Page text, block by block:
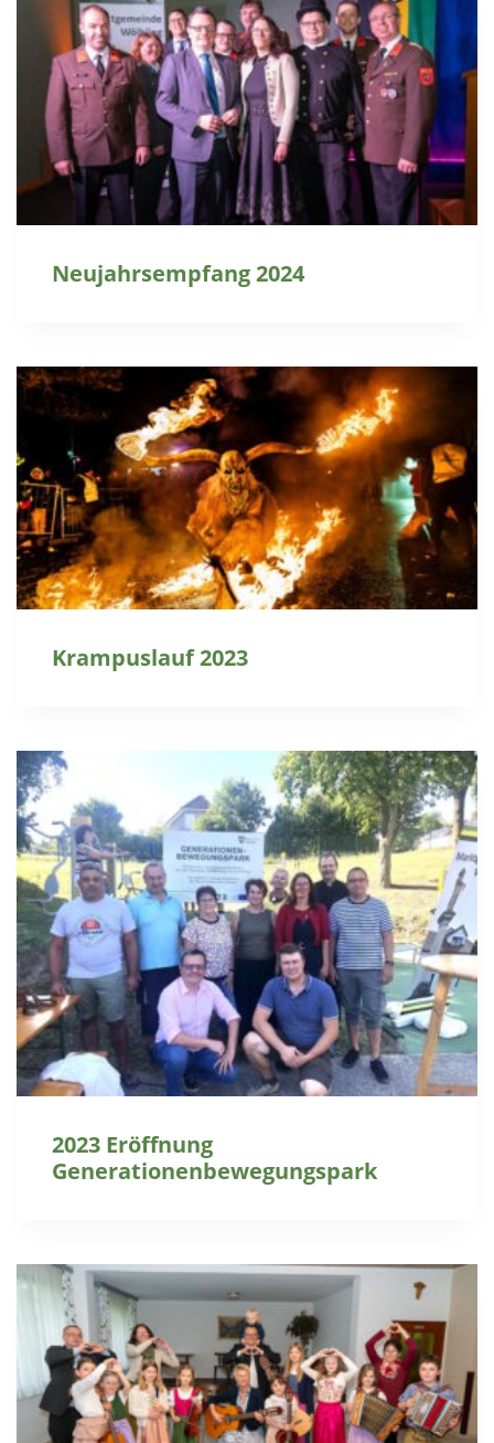
Neujahrsempfang 2024
Krampuslauf 2023
2023 Eröffnung
Generationenbewegungspark